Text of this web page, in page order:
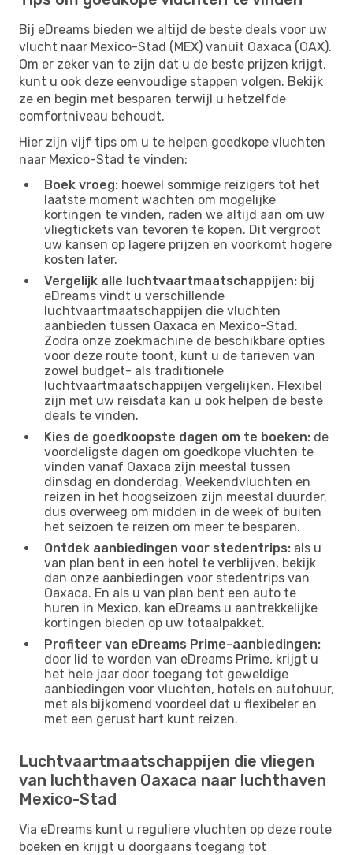
Bij eDreams bieden we altijd de beste deals voor uw
vlucht naar Mexico-Stad (MEX) vanuit Oaxaca (OAX).
Om er zeker van te zijn dat u de beste prijzen krijgt,
kunt u ook deze eenvoudige stappen volgen. Bekijk
ze en begin met besparen terwijl u hetzelfde
comfortniveau behoudt.
Hier zijn vijf tips om u te helpen goedkope vluchten
naar Mexico-Stad te vinden:
Boek vroeg: hoewel sommige reizigers tot het
laatste moment wachten om mogelijke
kortingen te vinden, raden we altijd aan om uw
vliegtickets van tevoren te kopen. Dit vergroot
uw kansen op lagere prijzen en voorkomt hogere
kosten later.
Vergelijk alle luchtvaartmaatschappijen: bij
eDreams vindt u verschillende
luchtvaartmaatschappijen die vluchten
aanbieden tussen Oaxaca en Mexico-Stad.
Zodra onze zoekmachine de beschikbare opties
voor deze route toont, kunt u de tarieven van
zowel budget- als traditionele
luchtvaartmaatschappijen vergelijken. Flexibel
zijn met uw reisdata kan u ook helpen de beste
deals te vinden.
Kies de goedkoopste dagen om te boeken: de
voordeligste dagen om goedkope vluchten te
vinden vanaf Oaxaca zijn meestal tussen
dinsdag en donderdag. Weekendvluchten en
reizen in het hoogseizoen zijn meestal duurder,
dus overweeg om midden in de week of buiten
het seizoen te reizen om meer te besparen.
Ontdek aanbiedingen voor stedentrips: als u
van plan bent in een hotel te verblijven, bekijk
dan onze aanbiedingen voor stedentrips van
Oaxaca. En als u van plan bent een auto te
huren in Mexico, kan eDreams u aantrekkelijke
kortingen bieden op uw totaalpakket.
Profiteer van eDreams Prime-aanbiedingen:
door lid te worden van eDreams Prime, krijgt u
het hele jaar door toegang tot geweldige
aanbiedingen voor vluchten, hotels en autohuur,
met als bijkomend voordeel dat u flexibeler en
met een gerust hart kunt reizen.
Luchtvaartmaatschappijen die vliegen
van luchthaven Oaxaca naar luchthaven
Mexico-Stad
Via eDreams kunt u reguliere vluchten op deze route
boeken en krijgt u doorgaans toegang tot